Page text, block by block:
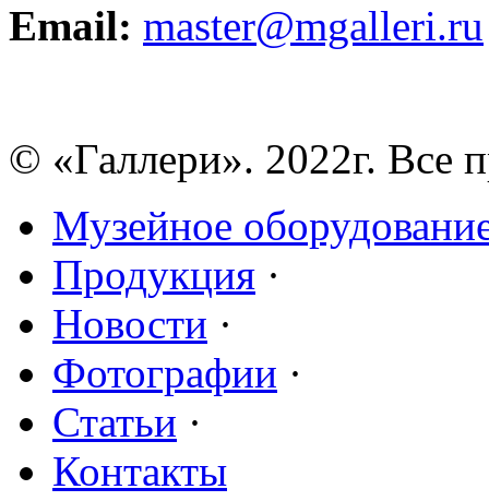
Email: master@mgalleri.ru
© «Галлери». 2022г. Все
Музейное
Продукция ·
Новости ·
Фотографии ·
Статьи ·
Контакты